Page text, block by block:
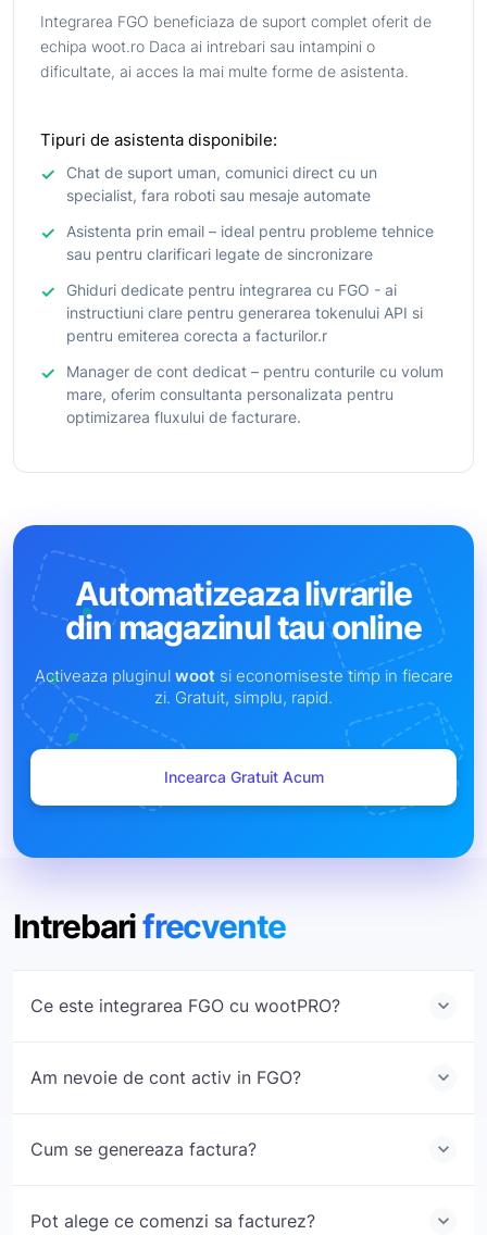
Integrarea FGO beneficiaza de suport complet oferit de
echipa woot.ro Daca ai intrebari sau intampini o
dificultate, ai acces la mai multe forme de asistenta.
Tipuri de asistenta disponibile:
Chat de suport uman, comunici direct cu un
specialist, fara roboti sau mesaje automate
Asistenta prin email – ideal pentru probleme tehnice
sau pentru clarificari legate de sincronizare
Ghiduri dedicate pentru integrarea cu FGO - ai
instructiuni clare pentru generarea tokenului API si
pentru emiterea corecta a facturilor.r
Manager de cont dedicat – pentru conturile cu volum
mare, oferim consultanta personalizata pentru
optimizarea fluxului de facturare.
Automatizeaza livrarile
din magazinul tau online
Activeaza pluginul wootsi economiseste timp in fiecare
zi. Gratuit, simplu, rapid.
Incearca Gratuit Acum
Intrebarifrecvente
Ce este integrarea FGO cu wootPRO? keyboard_arrow_down
Este o conexiune directa intre contul FGO si platforma
Am nevoie de cont activ in FGO? keyboard_arrow_down
Da, integrarea functioneaza doar cu un cont FGO valid si cu
Cum se genereaza factura? keyboard_arrow_down
Factura se creeaza direct din pagina comenzii, cu un singur
Pot alege ce comenzi sa facturez? keyboard_arrow_down